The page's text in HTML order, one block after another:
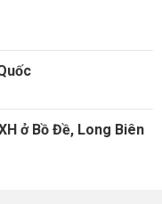
ở Bồ Đề, Long Biên